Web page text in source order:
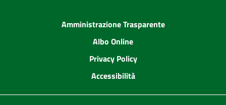
Amministrazione Trasparente
Albo Online
Privacy Policy
Accessibilità